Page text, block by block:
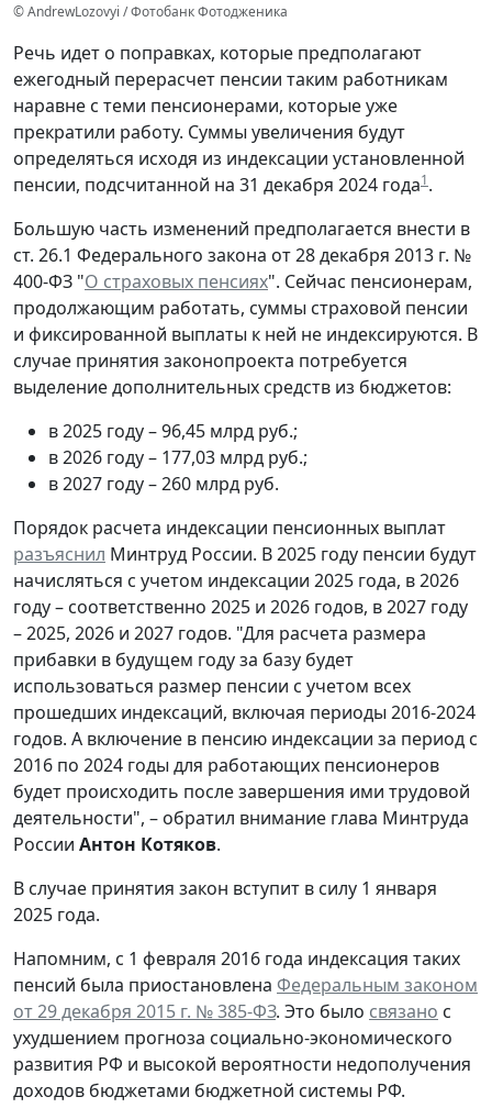
© AndrewLozovyi / Фотобанк Фотодженика
Речь идет о поправках, которые предполагают
ежегодный перерасчет пенсии таким работникам
наравне с теми пенсионерами, которые уже
прекратили работу. Суммы увеличения будут
определяться исходя из индексации установленной
пенсии, подсчитанной на 31 декабря 2024 года1.
Большую часть изменений предполагается внести в
ст. 26.1 Федерального закона от 28 декабря 2013 г. №
400-ФЗ "О страховых пенсиях". Сейчас пенсионерам,
продолжающим работать, суммы страховой пенсии
и фиксированной выплаты к ней не индексируются. В
случае принятия законопроекта потребуется
выделение дополнительных средств из бюджетов:
в 2025 году – 96,45 млрд руб.;
в 2026 году – 177,03 млрд руб.;
в 2027 году – 260 млрд руб.
Порядок расчета индексации пенсионных выплат
разъяснил Минтруд России. В 2025 году пенсии будут
начисляться с учетом индексации 2025 года, в 2026
году – соответственно 2025 и 2026 годов, в 2027 году
– 2025, 2026 и 2027 годов. "Для расчета размера
прибавки в будущем году за базу будет
использоваться размер пенсии с учетом всех
прошедших индексаций, включая периоды 2016-2024
годов. А включение в пенсию индексации за период с
2016 по 2024 годы для работающих пенсионеров
будет происходить после завершения ими трудовой
деятельности", – обратил внимание глава Минтруда
России Антон Котяков.
В случае принятия закон вступит в силу 1 января
2025 года.
Напомним, с 1 февраля 2016 года индексация таких
пенсий была приостановлена Федеральным законом
от 29 декабря 2015 г. № 385-ФЗ. Это было связано с
ухудшением прогноза социально-экономического
развития РФ и высокой вероятности недополучения
доходов бюджетами бюджетной системы РФ.